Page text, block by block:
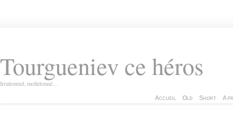
Tourgueniev ce héros
Irrationnel, molletonné…
Accueil Old Short A